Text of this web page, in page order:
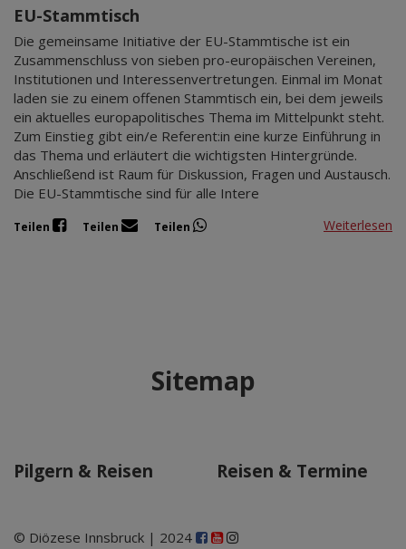
EU-Stammtisch
Die gemeinsame Initiative der EU-Stammtische ist ein
Zusammenschluss von sieben pro-europäischen Vereinen,
Institutionen und Interessenvertretungen. Einmal im Monat
laden sie zu einem offenen Stammtisch ein, bei dem jeweils
ein aktuelles europapolitisches Thema im Mittelpunkt steht.
Zum Einstieg gibt ein/e Referent:in eine kurze Einführung in
das Thema und erläutert die wichtigsten Hintergründe.
Anschließend ist Raum für Diskussion, Fragen und Austausch.
Die EU-Stammtische sind für alle Intere
Teilen Teilen Teilen Weiterlesen
Sitemap
Pilgern & Reisen Reisen & Termine
© Diözese Innsbruck | 2024